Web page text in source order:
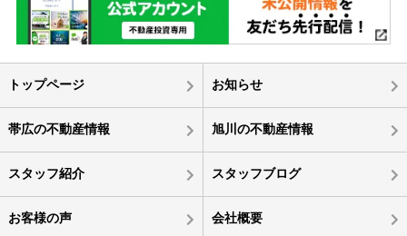
トップページ お知らせ
帯広の不動産情報 旭川の不動産情報
スタッフ紹介 スタッフブログ
お客様の声 会社概要